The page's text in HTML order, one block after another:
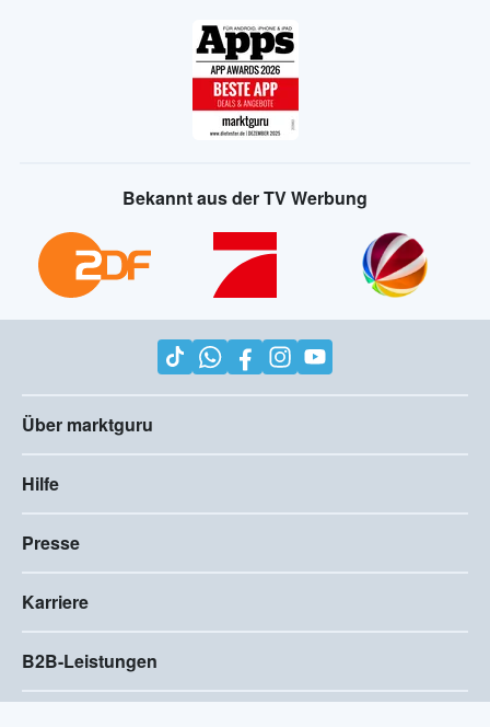
Bekannt aus der TV Werbung
Über marktguru
Hilfe
Presse
Karriere
B2B-Leistungen